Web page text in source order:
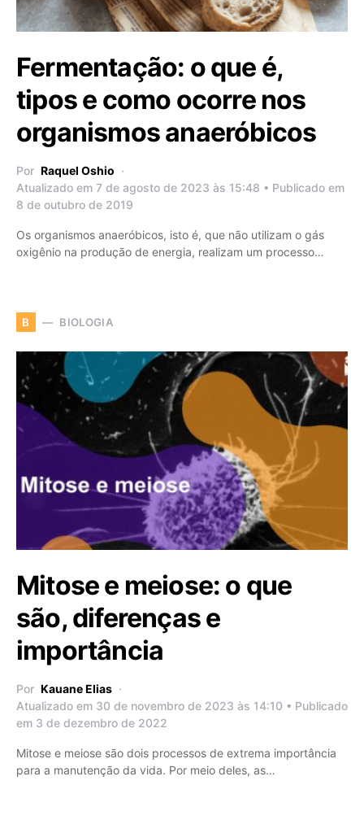
Fermentação: o que é,
tipos e como ocorre nos
organismos anaeróbicos
Por Raquel Oshio
Atualizado em 7 de agosto de 2023 às 15:48 • Publicado em
8 de outubro de 2019
Os organismos anaeróbicos, isto é, que não utilizam o gás
oxigênio na produção de energia, realizam um processo…
B BIOLOGIA
Mitose e meiose: o que
são, diferenças e
importância
Por Kauane Elias
Atualizado em 30 de novembro de 2023 às 14:10 • Publicado
em 3 de dezembro de 2022
Mitose e meiose são dois processos de extrema importância
para a manutenção da vida. Por meio deles, as…